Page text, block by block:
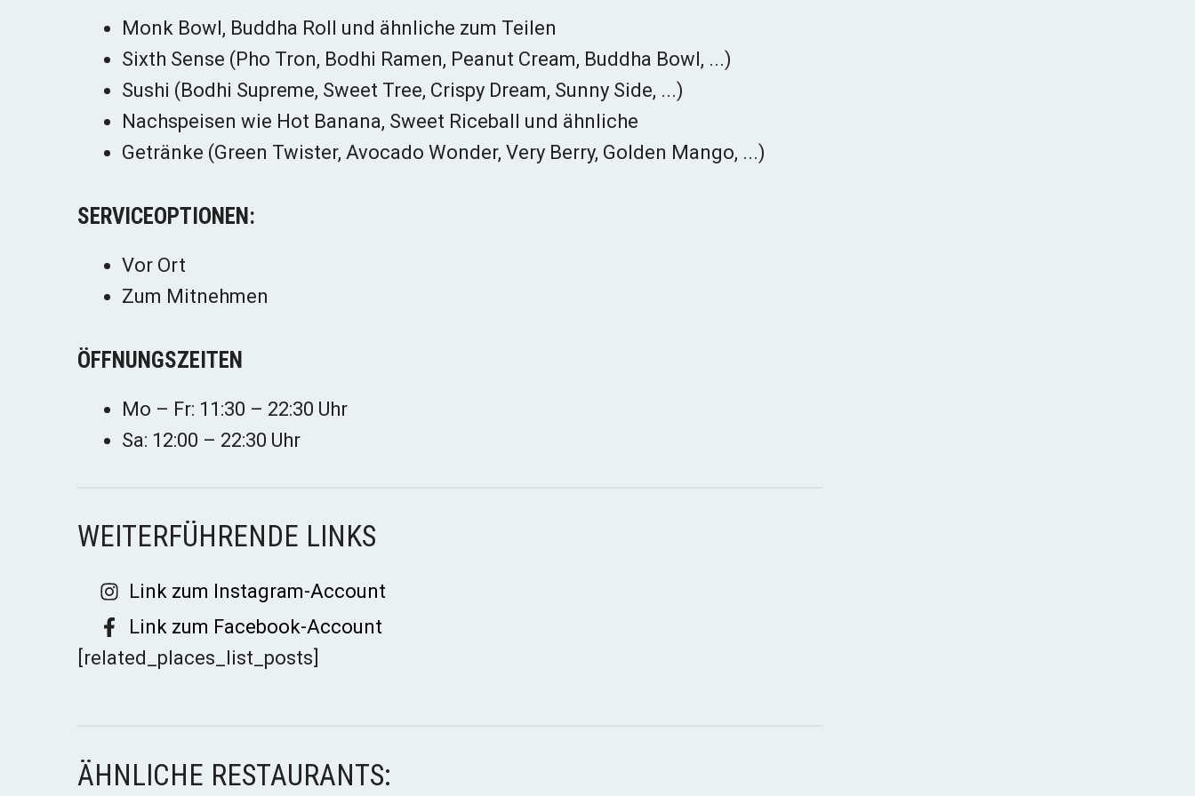
Monk Bowl, Buddha Roll und ähnliche zum Teilen
Sixth Sense (Pho Tron, Bodhi Ramen, Peanut Cream, Buddha Bowl, ...)
Sushi (Bodhi Supreme, Sweet Tree, Crispy Dream, Sunny Side, ...)
Nachspeisen wie Hot Banana, Sweet Riceball und ähnliche
Getränke (Green Twister, Avocado Wonder, Very Berry, Golden Mango, ...)
SERVICEOPTIONEN:
Vor Ort
Zum Mitnehmen
ÖFFNUNGSZEITEN
Mo – Fr: 11:30 – 22:30 Uhr
Sa: 12:00 – 22:30 Uhr
WEITERFÜHRENDE LINKS
Link zum Instagram-Account
Link zum Facebook-Account
[related_places_list_posts]
ÄHNLICHE RESTAURANTS: